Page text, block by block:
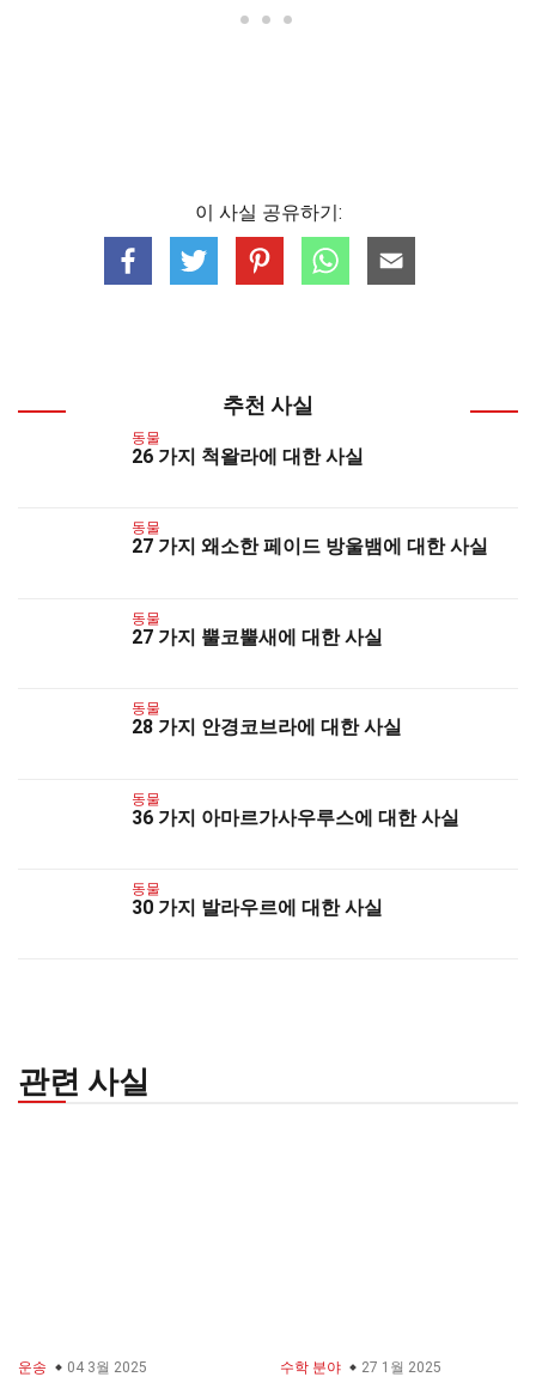
이 사실 공유하기:
추천 사실
동물
26 가지 척왈라에 대한 사실
동물
27 가지 왜소한 페이드 방울뱀에 대한 사실
동물
27 가지 뿔코뿔새에 대한 사실
동물
28 가지 안경코브라에 대한 사실
동물
36 가지 아마르가사우루스에 대한 사실
동물
30 가지 발라우르에 대한 사실
관련 사실
운송 04 3월 2025 수학 분야 27 1월 2025